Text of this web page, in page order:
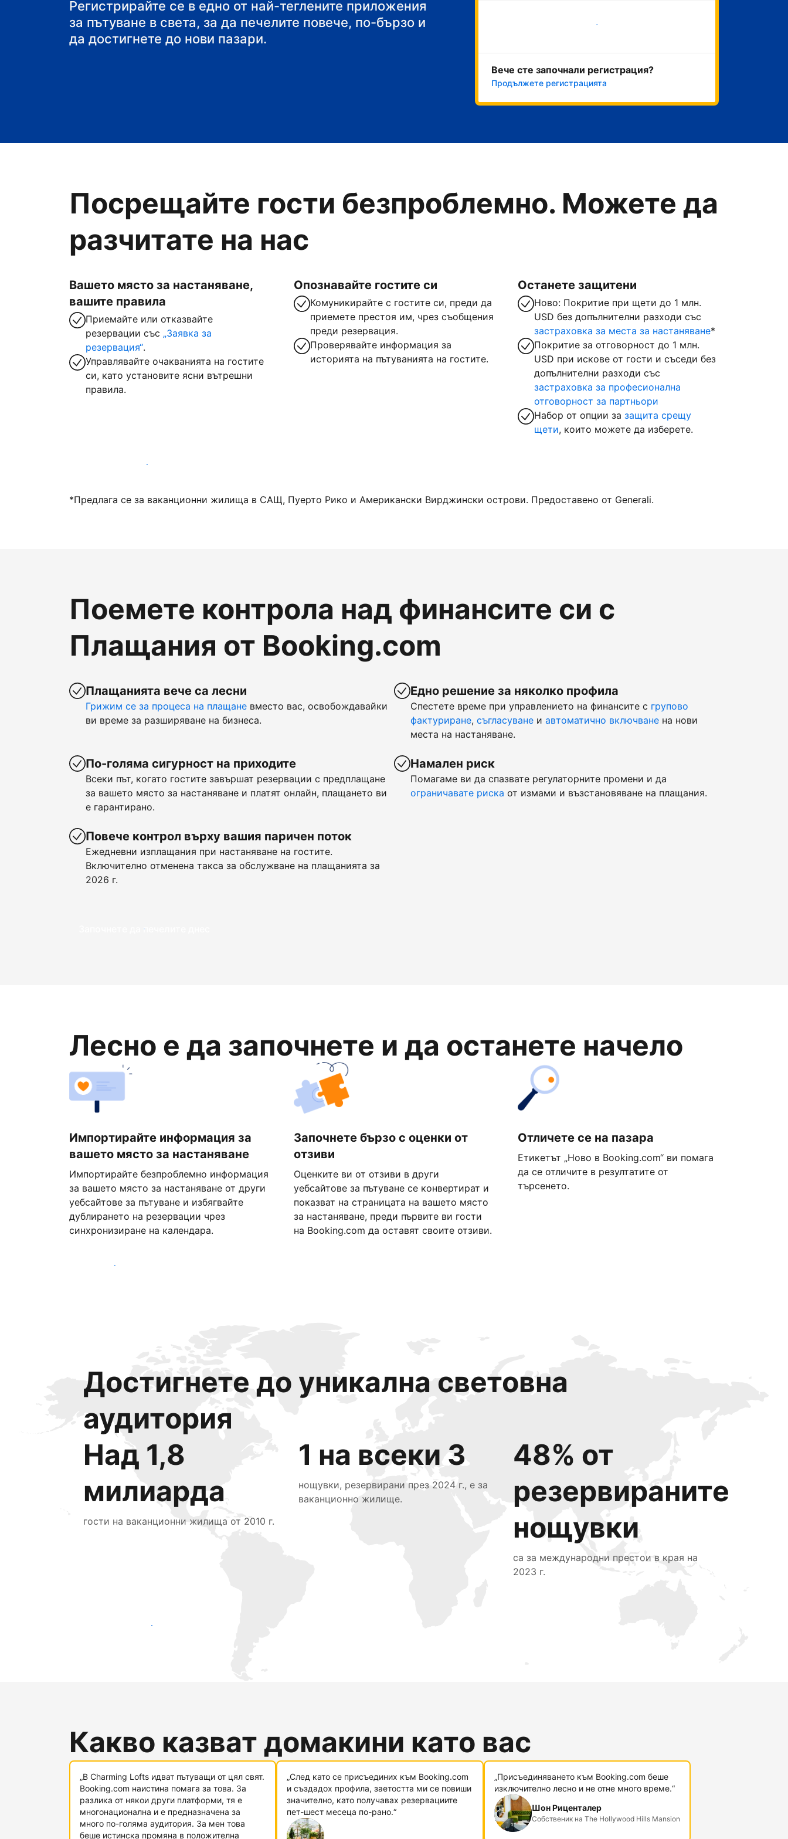
Регистрирайте се в едно от най-теглените приложения
за пътуване в света, за да печелите повече, по-бързо и
да достигнете до нови пазари.
Начало
Вече сте започнали регистрация?
Продължете регистрацията
Посрещайте гости безпроблемно. Можете да
разчитате на нас
Вашето място за настаняване,
вашите правила
Приемайте или отказвайте
резервации със „Заявка за
резервация“.
Управлявайте очакванията на гостите
си, като установите ясни вътрешни
правила.
Опознавайте гостите си
Комуникирайте с гостите си, преди да
приемете престоя им, чрез съобщения
преди резервация.
Проверявайте информация за
историята на пътуванията на гостите.
Останете защитени
Ново: Покритие при щети до 1 млн.
USD без допълнителни разходи със
застраховка за места за настаняване*
Покритие за отговорност до 1 млн.
USD при искове от гости и съседи без
допълнителни разходи със
застраховка за професионална
отговорност за партньори
Набор от опции зазащита срещу
щети, които можете да изберете.
Посрещайте гости с нас днес
*Предлага се за ваканционни жилища в САЩ, Пуерто Рико и Американски Вирджински острови. Предоставено от Generali.
Поемете контрола над финансите си с
Плащания от Booking.com
Плащанията вече са лесни
Грижим се за процеса на плащане вместо вас, освобождавайки
ви време за разширяване на бизнеса.
По-голяма сигурност на приходите
Всеки път, когато гостите завършат резервации с предплащане
за вашето място за настаняване и платят онлайн, плащането ви
е гарантирано.
Повече контрол върху вашия паричен поток
Ежедневни изплащания при настаняване на гостите.
Включително отменена такса за обслужване на плащанията за
2026 г.
Едно решение за няколко профила
Спестете време при управлението на финансите с групово
фактуриране, съгласуване и автоматично включване на нови
места на настаняване.
Намален риск
Помагаме ви да спазвате регулаторните промени и да
ограничавате риска от измами и възстановяване на плащания.
Започнете да печелите днес
Лесно е да започнете и да останете начело
Импортирайте информация за
вашето място за настаняване
Импортирайте безпроблемно информация
за вашето място за настаняване от други
уебсайтове за пътуване и избягвайте
дублирането на резервации чрез
синхронизиране на календара.
Започнете бързо с оценки от
отзиви
Оценките ви от отзиви в други
уебсайтове за пътуване се конвертират и
показват на страницата на вашето място
за настаняване, преди първите ви гости
на Booking.com да оставят своите отзиви.
Отличете се на пазара
Етикетът „Ново в Booking.com“ ви помага
да се отличите в резултатите от
търсенето.
Започнете днес
Достигнете до уникална световна
аудитория
Над 1,8
милиарда
гости на ваканционни жилища от 2010 г.
1 на всеки 3
нощувки, резервирани през 2024 г., е за
ваканционно жилище.
48% от
резервираните
нощувки
са за международни престои в края на
2023 г.
Достигнете до нови гости днес
Какво казват домакини като вас
„В Charming Lofts идват пътуващи от цял свят.
Booking.com наистина помага за това. За
разлика от някои други платформи, тя е
многонационална и е предназначена за
много по-голяма аудитория. За мен това
беше истинска промяна в положителна
„След като се присъединих към Booking.com
и създадох профила, заетостта ми се повиши
значително, като получавах резервациите
пет-шест месеца по-рано.“
„Присъединяването към Booking.com беше
изключително лесно и не отне много време.“
Шон Риценталер
Собственик на The Hollywood Hills Mansion